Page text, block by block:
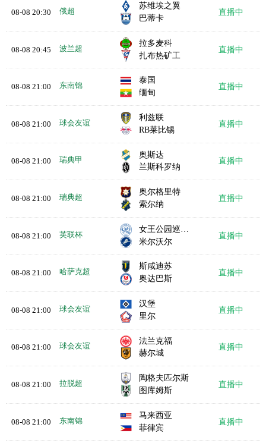
08-08 20:30 俄超
苏维埃之翼
巴蒂卡
直播中
08-08 20:45 波兰超
拉多麦科
扎布热矿工
直播中
08-08 21:00 东南锦
泰国
缅甸
直播中
08-08 21:00 球会友谊
利兹联
RB莱比锡
直播中
08-08 21:00 瑞典甲
奥斯达
兰斯科罗纳
直播中
08-08 21:00 瑞典超
奥尔格里特
索尔纳
直播中
08-08 21:00 英联杯
女王公园巡游者
米尔沃尔
直播中
08-08 21:00 哈萨克超
斯咸迪苏
奥达巴斯
直播中
08-08 21:00 球会友谊
汉堡
里尔
直播中
08-08 21:00 球会友谊
法兰克福
赫尔城
直播中
08-08 21:00 拉脱超
陶格夫匹尔斯
图库姆斯
直播中
08-08 21:00 东南锦
马来西亚
菲律宾
直播中